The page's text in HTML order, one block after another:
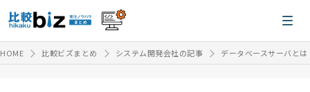
HOME 比較ビズまとめ システム開発会社の記事 データベースサーバと